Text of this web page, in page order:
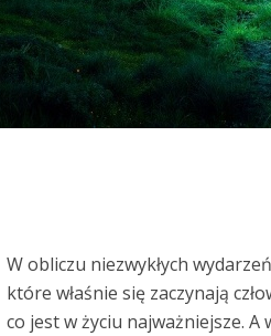
W obliczu niezwykłych
które właśnie się zaczynają
co jest w życiu najważniejsze. A